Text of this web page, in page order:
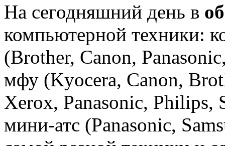
На сегодняшний день в
компьютерной техники:
(Brother, Canon,
мфу (Kyocera, Canon,
Xerox, Panasonic, Philips,
мини-атс (Panasonic,